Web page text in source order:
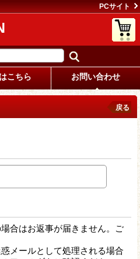
PCサイト
こちら お問い合わせ
戻る
合はお返事が届きません。ご
メールとして処理される場合